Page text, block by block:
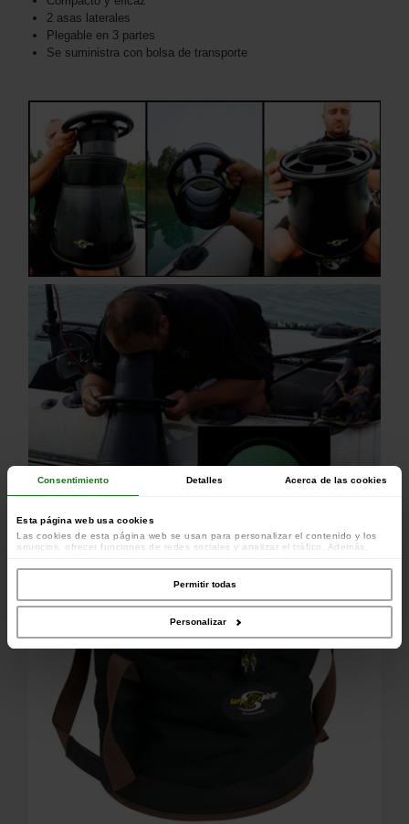
Consentimiento Detalles Acerca de las cookies
Esta página web usa cookies
Las cookies de esta página web se usan para personalizar el contenido y los
anuncios, ofrecer funciones de redes sociales y analizar el tráfico. Además,
colaboradores de redes sociales, publicidad y análisis web, quienes pueden
combinarla con otra información que les haya proporcionado o que hayan
recopilado a partir del uso que haya hecho de sus servicios.
Permitir todas
Personalizar
2 asas laterales
Plegable en 3 partes
Se suministra con bolsa de transporte